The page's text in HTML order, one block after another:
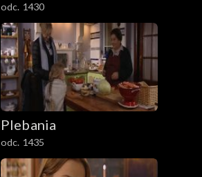
odc. 1430
Plebania
odc. 1435